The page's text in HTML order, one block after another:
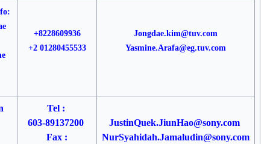
+8228609936
+2 01280455533
Jongdae.kim@tuv.com
Yasmine.Arafa@eg.tuv.com
Tel :
603-89137200
Fax :
JustinQuek.JiunHao@sony.com
NurSyahidah.Jamaludin@sony.com